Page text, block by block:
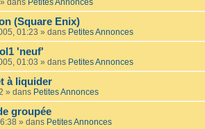
» dans Petites Annonces
(Square Enix)
01:23 » dans Petites Annonces
'neuf'
01:03 » dans Petites Annonces
à liquider
» dans Petites Annonces
groupée
» dans Petites Annonces